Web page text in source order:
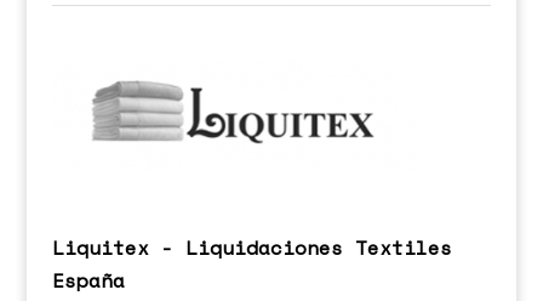
Liquitex - Liquidaciones Textiles
España